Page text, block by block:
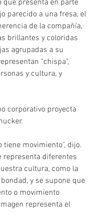
que presenta en parte
parecido a una fresa, el
de la compañía,
brillantes y coloridas
agrupadas a su
"chispa",
y cultura, y
corporativo proyecta
tiene movimiento", dijo.
representa diferentes
cultura, como la
y se supone que
o movimiento
representa el